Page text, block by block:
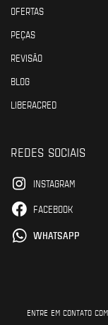
OFERTAS
PEÇAS
REVISÃO
BLOG
LIBERACRED
REDES SOCIAIS
INSTAGRAM
FACEBOOK
WHATSAPP
ENTRE EM CONTATO